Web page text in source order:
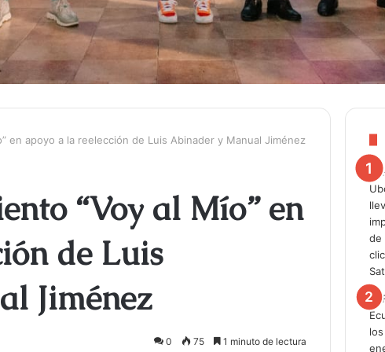
en apoyo a la reelección de Luis Abinader y Manual Jiménez
“Voy al Mío” en
de Luis
Jiménez
0 75 1 minuto de lectura